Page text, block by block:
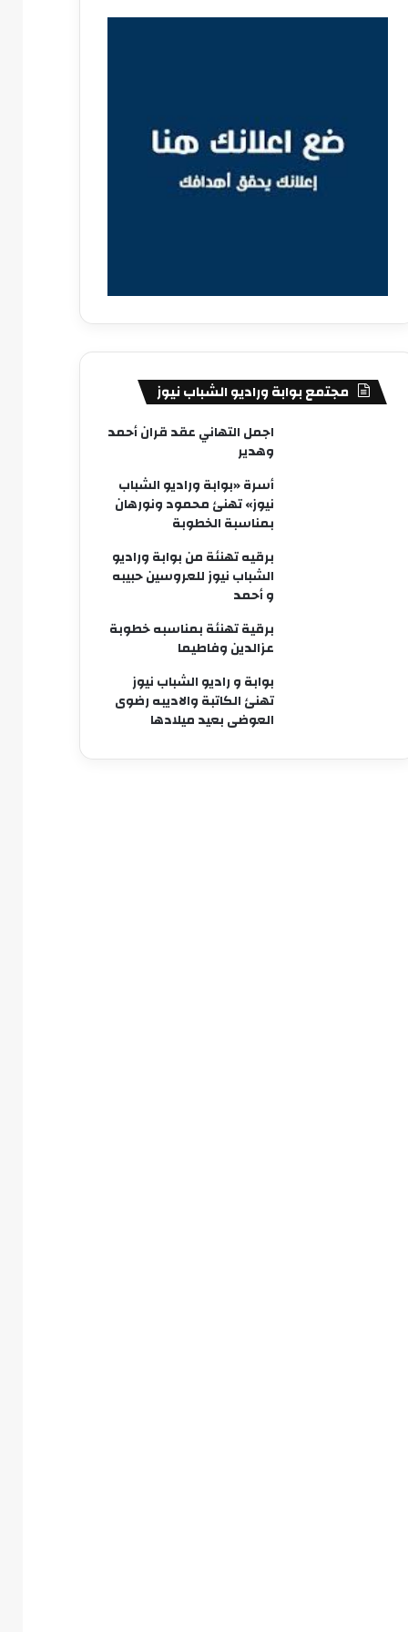
مجتمع بوابة وراديو الشباب نيوز
اجمل التهاني عقد قران أحمد
وهدير
أسرة «بوابة وراديو الشباب
نيوز» تهنئ محمود ونورهان
بمناسبة الخطوبة
برقيه تهنئة من بوابة وراديو
الشباب نيوز للعروسين حبيبه
و أحمد
برقية تهنئة بمناسبه خطوبة
عزالدين وفاطيما
بوابة و راديو الشباب نيوز
تهنئ الكاتبة والاديبه رضوى
العوضى بعيد ميلادها